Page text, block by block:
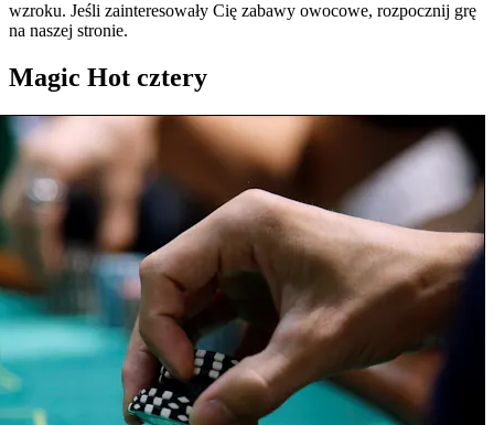
wzroku. Jeśli zainteresowały Cię zabawy owocowe, rozpocznij grę
na naszej stronie.
Magic Hot cztery